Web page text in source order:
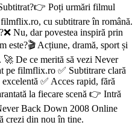
Poți urmări filmul
cu subtitrare în română.
Nu, dar povestea inspiră prin
este?🎬 Acțiune, dramă, sport și
De ce merită să vezi Never
pe filmflix.ro ✅ Subtitrare clară
✅ Acces rapid, fără
la fiecare scenă 👉 Intră
Back Down 2008 Online
crezi din nou în tine.